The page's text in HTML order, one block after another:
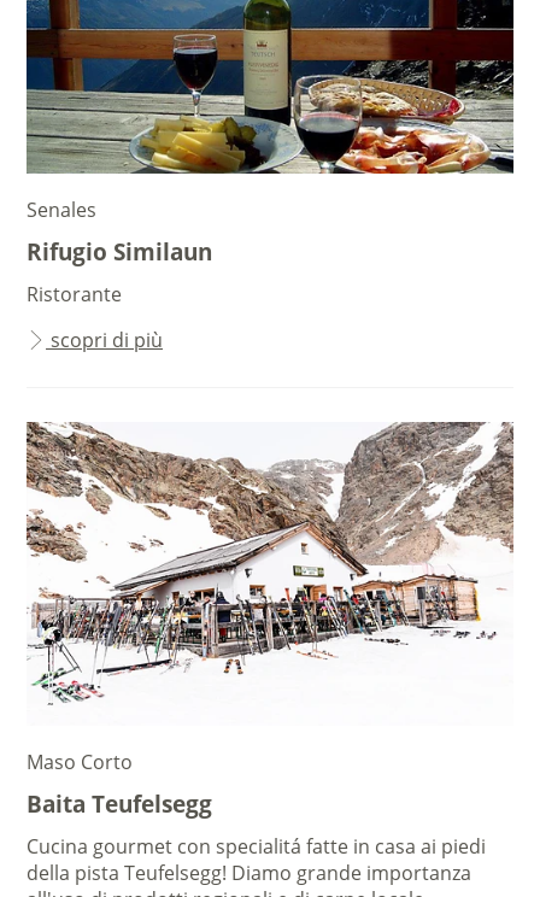
Senales
Rifugio Similaun
Ristorante
scopri di più
Maso Corto
Baita Teufelsegg
Cucina gourmet con specialitá fatte in casa ai piedi
della pista Teufelsegg! Diamo grande importanza